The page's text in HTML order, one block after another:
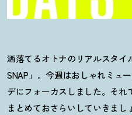
洒落てるオトナのリアルスタイ
SNAP」。今週はおしゃれミュ
デにフォーカスしました。それ
まとめておさらいしていきまし